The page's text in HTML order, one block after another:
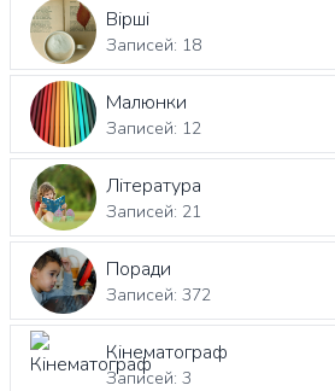
Вірші
Записей: 18
Малюнки
Записей: 12
Література
Записей: 21
Поради
Записей: 372
Кінематограф
Записей: 3